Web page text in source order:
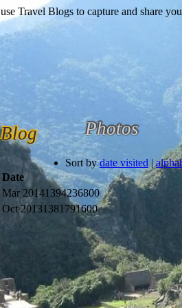
Blog Photos
Sort bydate visited |
Date
Mar 20141394236800
Oct 20131381791600